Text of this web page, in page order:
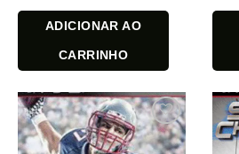
ADICIONAR AO
CARRINHO